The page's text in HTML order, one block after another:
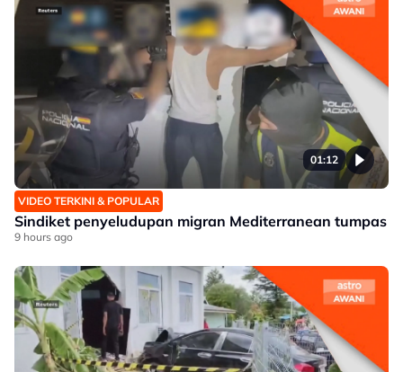
01:12
VIDEO TERKINI & POPULAR
Sindiket penyeludupan migran Mediterranean tumpas
9 hours ago